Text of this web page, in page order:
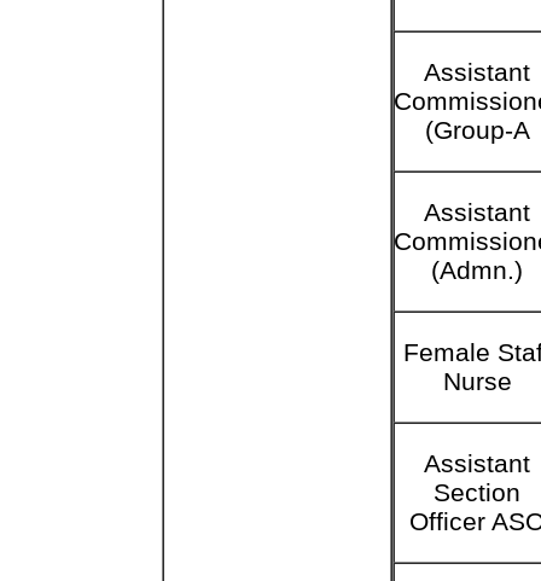
Assistant
(Group-A
Assistant
(Admn.)
Female
Nurse
Assistant
Section
Officer